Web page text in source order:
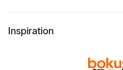
Inspiration